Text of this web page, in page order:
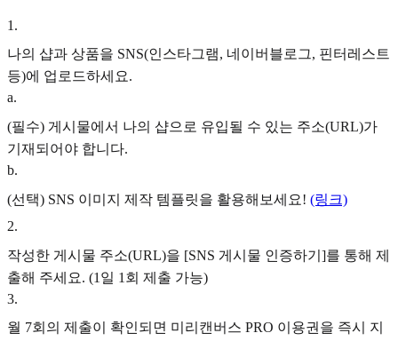
1 .
나의 샵과 상품을 SNS(인스타그램, 네이버블로그, 핀터레스트
등)에 업로드하세요.
a.
(필수) 게시물에서 나의 샵으로 유입될 수 있는 주소(URL)가
기재되어야 합니다.
b.
(선택) SNS 이미지 제작 템플릿을 활용해보세요! (링크)
2.
작성한 게시물 주소(URL)을 [SNS 게시물 인증하기]를 통해 제
출해 주세요. (1일 1회 제출 가능)
3.
월 7회의 제출이 확인되면 미리캔버스 PRO 이용권 을 즉시 지